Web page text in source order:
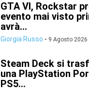
GTA VI, Rockstar
evento mai visto
avrà...
Giorgia Russo - 9 Agosto 2026
Steam Deck si
una PlayStation
PS5...